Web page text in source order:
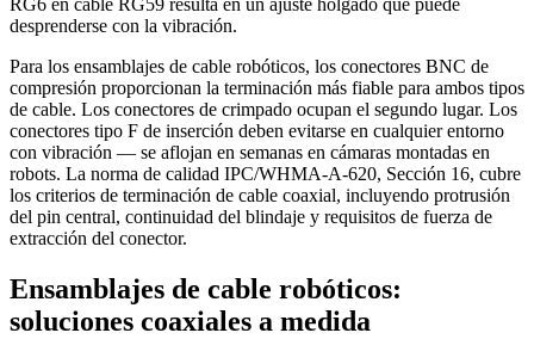
RG6 en cable RG59 resulta en un ajuste holgado que puede
desprenderse con la vibración.
Para los ensamblajes de cable robóticos, los conectores BNC de
compresión proporcionan la terminación más fiable para ambos tipos
de cable. Los conectores de crimpado ocupan el segundo lugar. Los
conectores tipo F de inserción deben evitarse en cualquier entorno
con vibración — se aflojan en semanas en cámaras montadas en
robots. La norma de calidad IPC/WHMA-A-620, Sección 16, cubre
los criterios de terminación de cable coaxial, incluyendo protrusión
del pin central, continuidad del blindaje y requisitos de fuerza de
extracción del conector.
Ensamblajes de cable robóticos:
soluciones coaxiales a medida